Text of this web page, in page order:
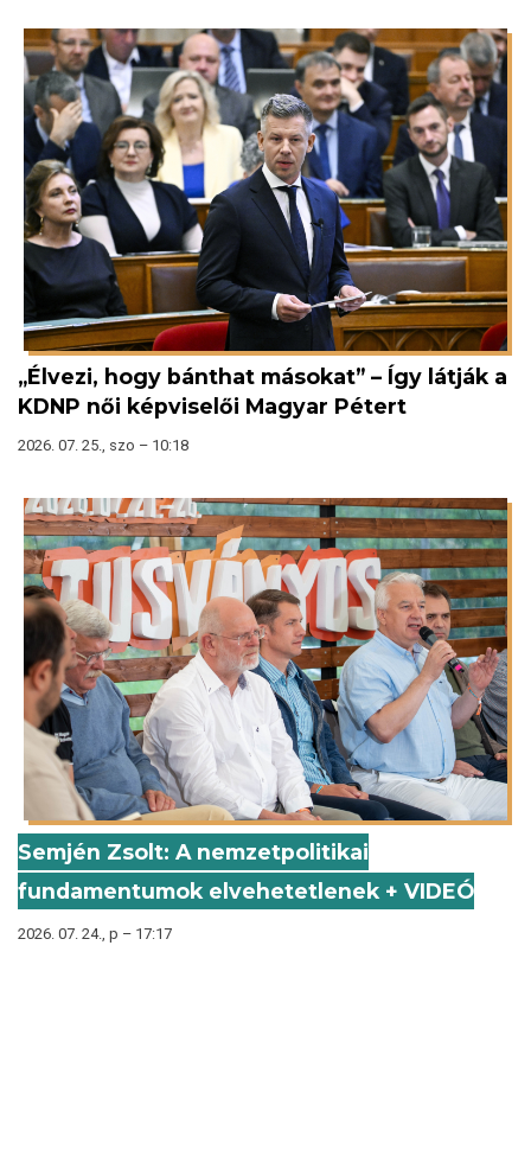
„Élvezi, hogy bánthat másokat” – Így látják a
KDNP női képviselői Magyar Pétert
2026. 07. 25., szo – 10:18
Semjén Zsolt: A nemzetpolitikai
fundamentumok elvehetetlenek + VIDEÓ
2026. 07. 24., p – 17:17